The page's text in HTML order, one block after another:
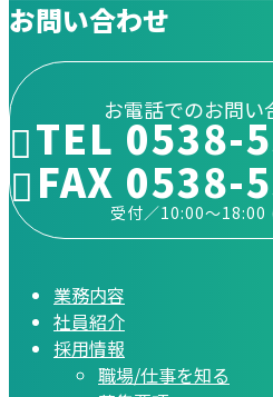
お問い合わせ
お電話でのお問い
TEL 0538-
FAX 0538-
受付／10:00～18:00
業務内容
社員紹介
採用情報
職場/仕事を知る